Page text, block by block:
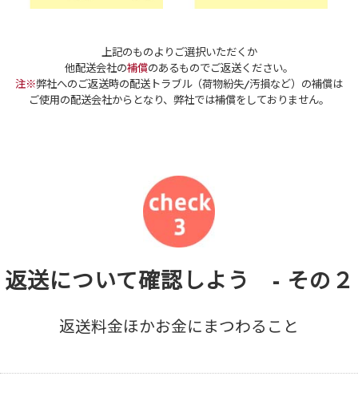
上記のものよりご選択いただくか
他配送会社の補償のあるものでご返送ください。
注※弊社へのご返送時の配送トラブル（荷物紛失/汚損など）の補償は
ご使用の配送会社からとなり、弊社では補償をしておりません。
返送について確認しよう - その２
返送料金ほかお金にまつわること